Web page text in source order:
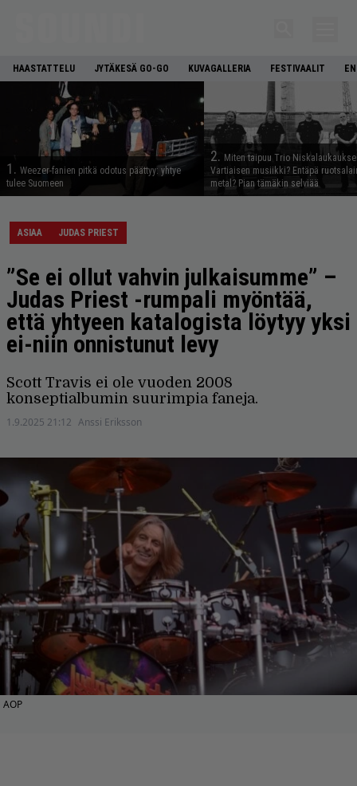
HAASTATTELU JYTÄKESÄ GO-GO KUVAGALLERIA FESTIVAALIT
1. Weezer-fanien pitkä odotus päättyy: yhtye
tulee Suomeen
2. Miten taipuu Trio
Vartiaisen musiikki? Entäpä
metal? Pian tämäkin selviää
ASIAA JUDAS PRIEST
”Se ei ollut vahvin julkaisumme” –
Judas Priest -rumpali myöntää,
että yhtyeen katalogista löytyy yksi
ei-niin onnistunut levy
Scott Travis ei ole vuoden 2008
konseptialbumin suurimpia faneja.
1.9.2025 21:12 Anssi Eriksson
AOP